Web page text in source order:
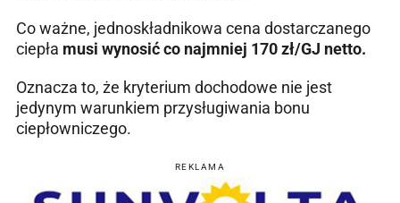
Co ważne, jednoskładnikowa cena dostarczanego
ciepła musi wynosić co najmniej 170 zł/GJ netto.
Oznacza to, że kryterium dochodowe nie jest
jedynym warunkiem przysługiwania bonu
ciepłowniczego.
REKLAMA